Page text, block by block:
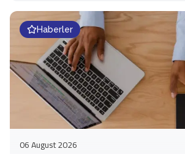
Haberler
06 August 2026